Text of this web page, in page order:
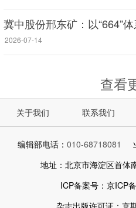
冀中股份邢东矿：以“664”
2026-07-14
查看
关于我们 联系我们
编辑部电话： 010-68718081
地址：北京市海淀区首体
ICP备案号：京
杂志出版许可证：京